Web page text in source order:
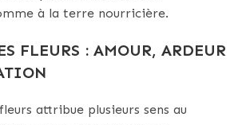
à la terre nourricière.
FLEURS : AMOUR, ARDEUR
attribue plusieurs sens au